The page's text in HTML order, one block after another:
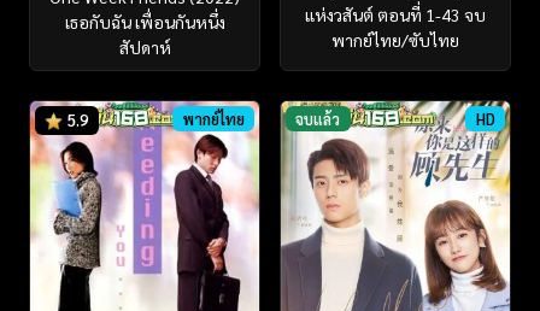
เธอกับฉัน เพื่อนกันหนึ่ง
สัปดาห์
แห่งวสันต์ ตอนที่ 1-43 จบ
พากย์ไทย/ซับไทย
5.9 พากย์ไทย จบแล้ว HD